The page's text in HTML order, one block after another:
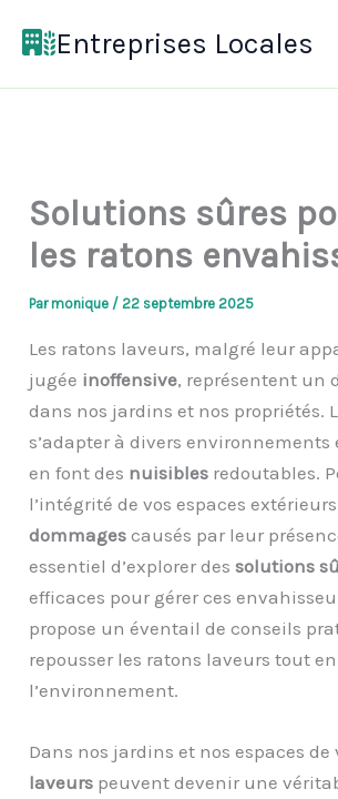
Entreprises Locales
Solutions sûres
les ratons
Parmonique /22 septembre 2025
Les ratons laveurs, malgré leur
jugée inoffensive, représentent un
dans nos jardins et nos propriétés.
s’adapter à divers
en font des nuisibles redoutables.
l’intégrité de vos espaces
dommages causés par leur
essentiel d’explorer dessolutions
efficaces pour gérer ces
propose un éventail de conseils
repousser les ratons laveurs tout
l’environnement.
Dans nos jardins et nos espaces de
laveurs peuvent devenir une